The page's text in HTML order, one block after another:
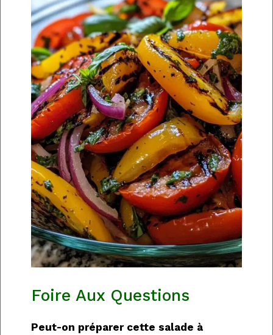
Foire Aux Questions
Peut-on préparer cette salade à